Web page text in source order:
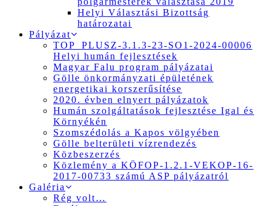
Helyi Választási Bizottság
határozatai
Pályázat
TOP_PLUSZ-3.1.3-23-SO1-2024-00006
Helyi humán fejlesztések
Magyar Falu program pályázatai
Gölle önkormányzati épületének
energetikai korszerűsítése
2020. évben elnyert pályázatok
Humán szolgáltatások fejlesztése Igal és
Környékén
Szomszédolás a Kapos völgyében
Gölle belterületi vízrendezés
Közbeszerzés
Közlemény a KÖFOP-1.2.1-VEKOP-16-
2017-00733 számú ASP pályázatról
Galéria
Rég volt…